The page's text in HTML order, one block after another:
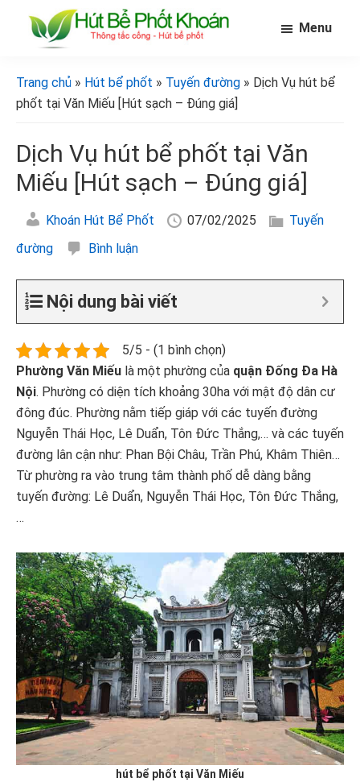
phốt
khoán]
bể
phốt
Menu
Trang chủ » Hút bể phốt » Tuyến đường » Dịch Vụ hút bể
phốt tại Văn Miếu [Hút sạch – Đúng giá]
Dịch Vụ hút bể phốt tại Văn
Miếu [Hút sạch – Đúng giá]
Khoán Hút Bể Phốt 07/02/2025
Tuyến
đường
Bình luận
Nội dung bài viết
5/5 - (1 bình chọn)
Phường Văn Miếu là một phường của quận Đống Đa Hà
Nội. Phường có diện tích khoảng 30ha với mật độ dân cư
đông đúc. Phường nằm tiếp giáp với các tuyến đường
Nguyễn Thái Học, Lê Duẩn, Tôn Đức Thắng,… và các tuyến
đường lân cận như: Phan Bội Châu, Trần Phú, Khâm Thiên…
Từ phường ra vào trung tâm thành phố dễ dàng bằng
tuyến đường: Lê Duẩn, Nguyễn Thái Học, Tôn Đức Thắng,
…
hút bể phốt tại Văn Miếu